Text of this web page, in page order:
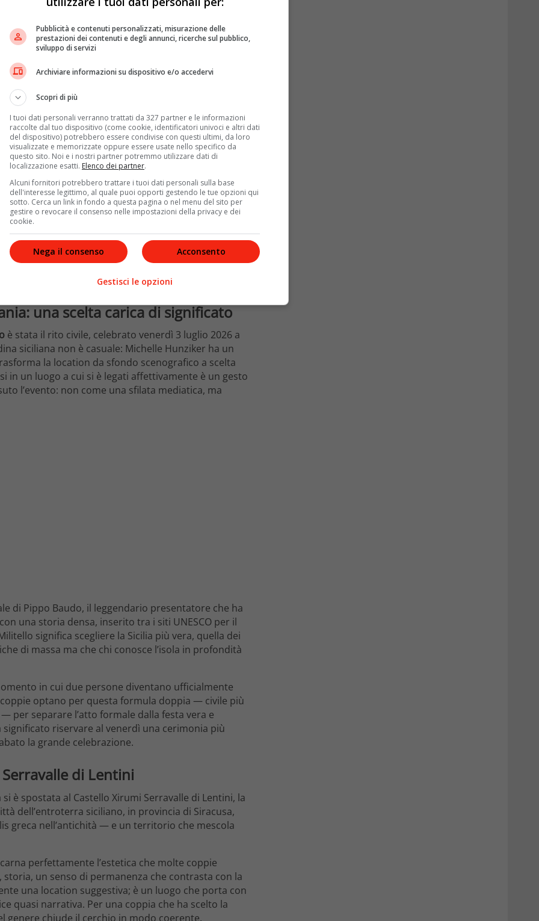
si è trasformato in un evento a più atti, distribuito
sale del Castello Xirumi Serravalle di Lentini. Una
il sabato — che ha radunato affetti, storia
Un evento che il pubblico italiano seguiva con
consegna alla cronaca mondana uno dei
Cerza
pop italiana: Eros Ramazzotti, cantautore romano
e conduttrice svizzero-italiana che da decenni è
tra i riflettori di due carriere enormi, Aurora ha
social, televisione e un’ironia pungente che l’ha
una figlia d’arte.
sta insieme da un decennio, un arco di tempo
di un figlio, Cesare, che ha reso la famiglia ancora
di arrivare all’altare: un percorso lungo, vissuto
che deriva dall’essere parte di una famiglia così
di solido prima di formalizzarlo, e il
inizio.
una scelta carica di significato
è stata il rito civile, celebrato venerdì 3 luglio 2026 a
siciliana non è casuale: Michelle Hunziker ha un
la location da sfondo scenografico a scelta
in un luogo a cui si è legati affettivamente è un gesto
l’evento: non come una sfilata mediatica, ma
di Pippo Baudo, il leggendario presentatore che ha
una storia densa, inserito tra i siti UNESCO per il
significa scegliere la Sicilia più vera, quella dei
di massa ma che chi conosce l’isola in profondità
in cui due persone diventano ufficialmente
optano per questa formula doppia — civile più
per separare l’atto formale dalla festa vera e
riservare al venerdì una cerimonia più
la grande celebrazione.
di Lentini
è spostata al Castello Xirumi Serravalle di Lentini, la
dell’entroterra siciliano, in provincia di Siracusa,
greca nell’antichità — e un territorio che mescola
perfettamente l’estetica che molte coppie
un senso di permanenza che contrasta con la
una location suggestiva; è un luogo che porta con
quasi narrativa. Per una coppia che ha scelto la
chiude il cerchio in modo coerente.
Pubblicità e contenuti personalizzati, misurazione delle
prestazioni dei contenuti e degli annunci, ricerche sul pubblico,
sviluppo di servizi
Archiviare informazioni su dispositivo e/o accedervi
Scopri di più
I tuoi dati personali verranno trattati da 327 partner e le informazioni
raccolte dal tuo dispositivo (come cookie, identificatori univoci e altri dati
del dispositivo) potrebbero essere condivise con questi ultimi, da loro
visualizzate e memorizzate oppure essere usate nello specifico da
questo sito. Noi e i nostri partner potremmo utilizzare dati di
localizzazione esatti. Elenco dei partner.
Alcuni fornitori potrebbero trattare i tuoi dati personali sulla base
dell'interesse legittimo, al quale puoi opporti gestendo le tue opzioni qui
sotto. Cerca un link in fondo a questa pagina o nel menu del sito per
gestire o revocare il consenso nelle impostazioni della privacy e dei
cookie.
Acconsento
Nega il consenso
Gestisci le opzioni